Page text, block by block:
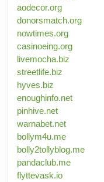
aodecor.org
donorsmatch.org
nowtimes.org
casinoeing.org
livemocha.biz
streetlife.biz
hyves.biz
enoughinfo.net
pinhive.net
warnabet.net
bollym4u.me
bolly2tollyblog.me
pandaclub.me
flyttevask.io